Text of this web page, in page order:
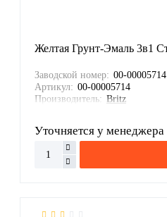
Желтая Грунт-Эмаль 3в1
Заводской номер: 00-00005714
Артикул: 00-00005714
Производитель: Britz
Уточняется у менеджера